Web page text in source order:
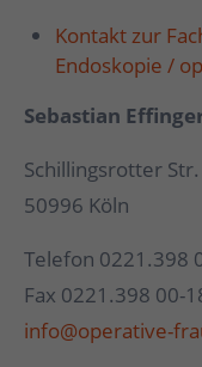
Kontakt zur
Endoskopie /
Sebastian
Schillingsrotter Str.
50996 Köln
Telefon 0221.398
Fax 0221.398 00-
info@operative-